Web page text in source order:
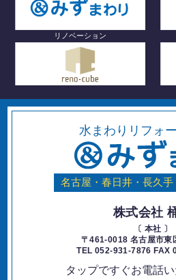
リノベーション
水まわりリフォ
名古屋・春日井・長久
株式会社
〔 本社 〕
〒461-0018 名古屋市東
TEL 052-931-7876 FAX
タップですぐお電話い